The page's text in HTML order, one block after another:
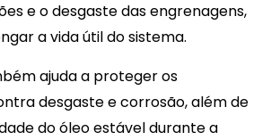
e o desgaste das engrenagens,
a vida útil do sistema.
ajuda a proteger os
desgaste e corrosão, além de
do óleo estável durante a